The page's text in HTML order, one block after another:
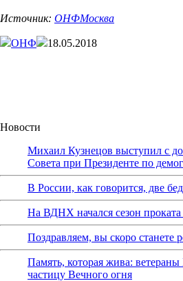
Источник: ОНФМосква
ОНФ 18.05.2018
Новости
Михаил Кузнецов выступил с
Совета при Президенте по
В России, как говорится, две
На ВДНХ начался сезон проката
Поздравляем, вы скоро станете
Память, которая жива:
частицу Вечного огня